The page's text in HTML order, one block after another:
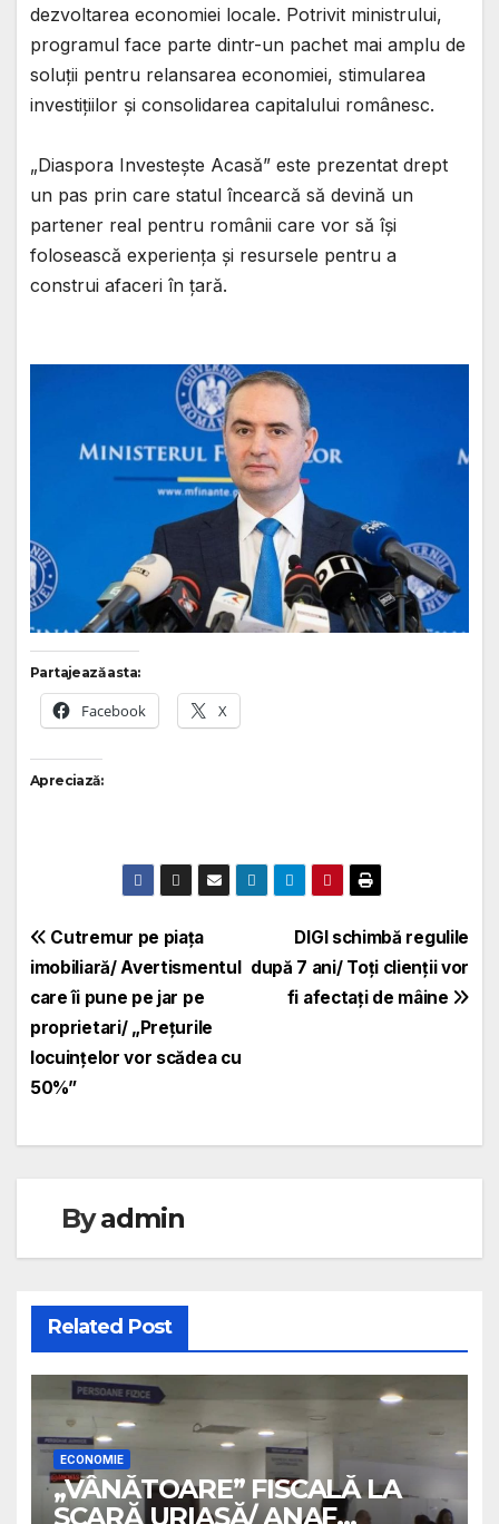
dezvoltarea economiei locale. Potrivit ministrului,
programul face parte dintr-un pachet mai amplu de
soluții pentru relansarea economiei, stimularea
investițiilor și consolidarea capitalului românesc.
„Diaspora Investește Acasă” este prezentat drept
un pas prin care statul încearcă să devină un
partener real pentru românii care vor să își
folosească experiența și resursele pentru a
construi afaceri în țară.
Partajează asta:
Facebook X
Apreciază:
Navigare
în
articole
DIGI schimbă regulile
după 7 ani/ Toți clienții vor
fi afectați de mâine
Cutremur pe piața
imobiliară/ Avertismentul
care îi pune pe jar pe
proprietari/ „Prețurile
locuințelor vor scădea cu
50%”
Byadmin
Related Post
ECONOMIE
„VÂNĂTOARE” FISCALĂ LA
SCARĂ URIAȘĂ/ ANAF